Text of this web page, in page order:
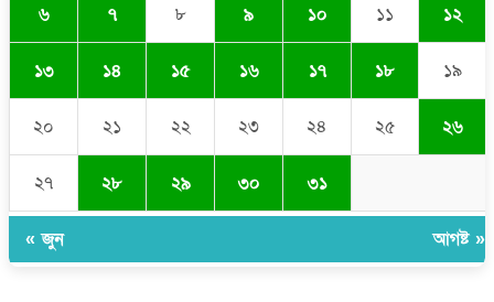
৬ ৭ ৮ ৯ ১০ ১১ ১২
১৩ ১৪ ১৫ ১৬ ১৭ ১৮ ১৯
২০ ২১ ২২ ২৩ ২৪ ২৫ ২৬
২৭ ২৮ ২৯ ৩০ ৩১
« জুন আগষ্ট »